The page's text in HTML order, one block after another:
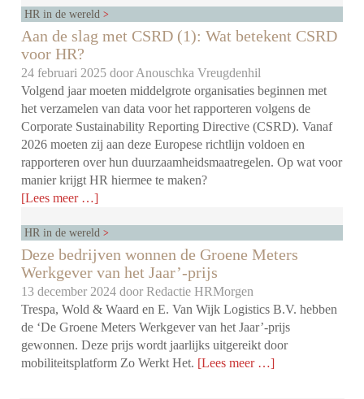
HR in de wereld
Aan de slag met CSRD (1): Wat betekent CSRD
voor HR?
24 februari 2025 doorAnouschka Vreugdenhil
Volgend jaar moeten middelgrote organisaties beginnen met
het verzamelen van data voor het rapporteren volgens de
Corporate Sustainability Reporting Directive (CSRD). Vanaf
2026 moeten zij aan deze Europese richtlijn voldoen en
rapporteren over hun duurzaamheidsmaatregelen. Op wat voor
manier krijgt HR hiermee te maken?
[Lees meer …]
HR in de wereld
Deze bedrijven wonnen de Groene Meters
Werkgever van het Jaar’-prijs
13 december 2024 doorRedactie HRMorgen
Trespa, Wold & Waard en E. Van Wijk Logistics B.V. hebben
de ‘De Groene Meters Werkgever van het Jaar’-prijs
gewonnen. Deze prijs wordt jaarlijks uitgereikt door
mobiliteitsplatform Zo Werkt Het. [Lees meer …]